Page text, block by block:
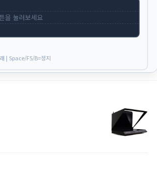
을 눌러보세요
| Space/F5/B=정지